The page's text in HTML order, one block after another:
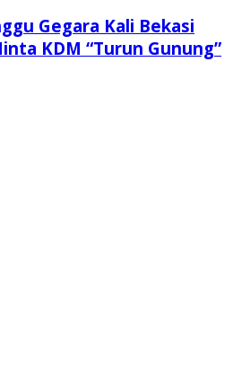
Gegara Kali Bekasi
KDM “Turun Gunung”